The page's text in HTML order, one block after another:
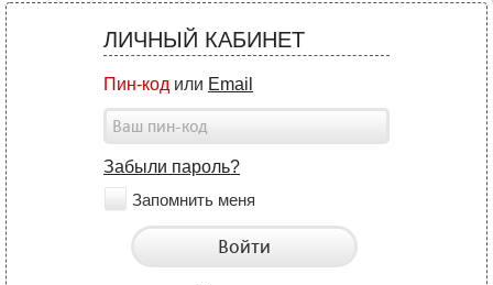
ЛИЧНЫЙ КАБИНЕТ
Пин-код или Email
Забыли пароль?
Запомнить меня
Войти